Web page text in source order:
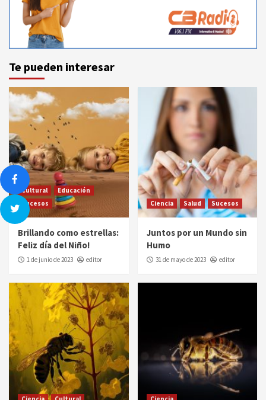
Te pueden interesar
Cultural
Educación
Sucesos
Brillando como estrellas:
Feliz día del Niño!
1 de junio de 2023 editor
Ciencia Salud Sucesos
Juntos por un Mundo sin
Humo
31 de mayo de 2023 editor